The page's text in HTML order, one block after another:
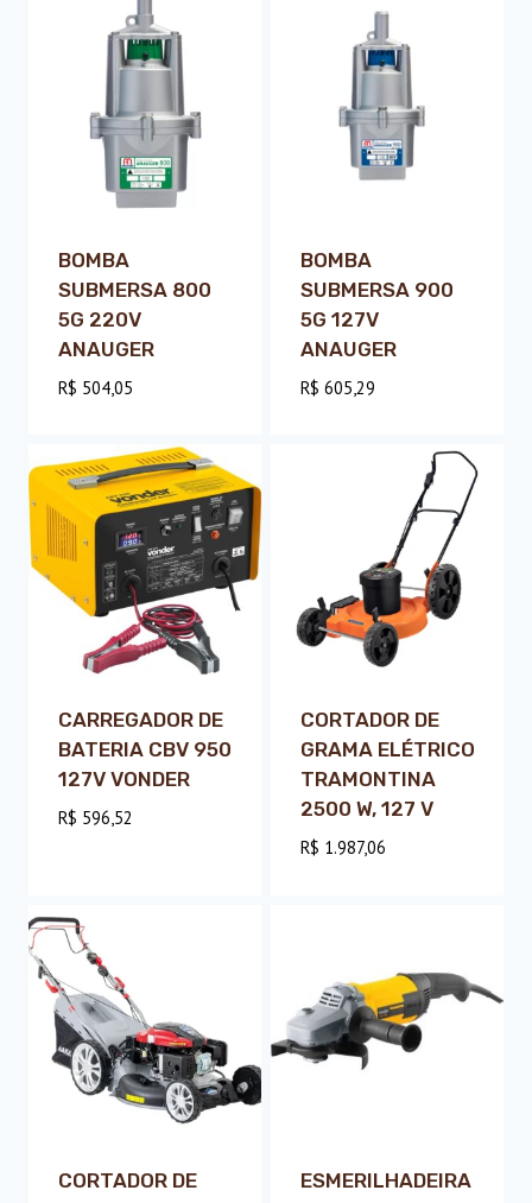
BOMBA
SUBMERSA 800
5G 220V
ANAUGER
R$ 504,05
BOMBA
SUBMERSA 900
5G 127V
ANAUGER
R$ 605,29
CARREGADOR DE
BATERIA CBV 950
127V VONDER
R$ 596,52
CORTADOR DE
GRAMA ELÉTRICO
TRAMONTINA
2500 W, 127 V
R$ 1.987,06
CORTADOR DE
ESMERILHADEIRA